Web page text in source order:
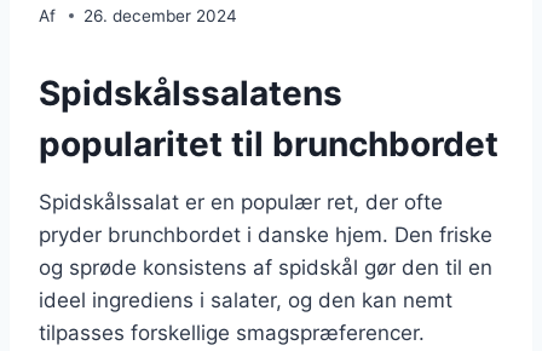
Af 26. december 2024
Spidskålssalatens
popularitet til brunchbordet
Spidskålssalat er en populær ret, der ofte
pryder brunchbordet i danske hjem. Den friske
og sprøde konsistens af spidskål gør den til en
ideel ingrediens i salater, og den kan nemt
tilpasses forskellige smagspræferencer.